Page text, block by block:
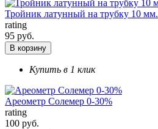
Тройник латунный на трубку 10 мм.
rating
95 руб.
В корзину
Купить в 1 клик
Ареометр Солемер 0-30%
rating
100 руб.